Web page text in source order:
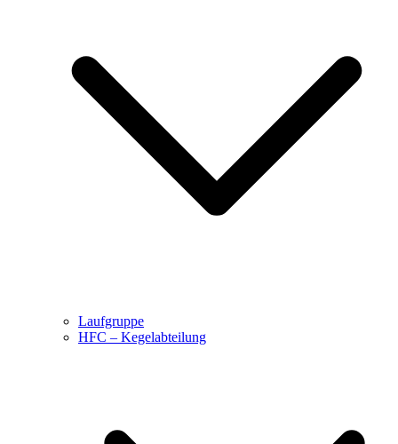
Laufgruppe
HFC – Kegelabteilung